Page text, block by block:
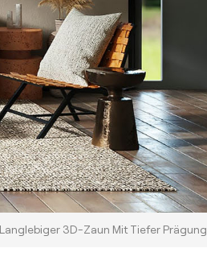
Langlebiger 3D-Zaun Mit Tiefer Prägung